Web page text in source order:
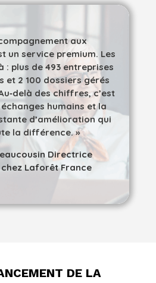
aux
un service premium. Les
: plus de 493 entreprises
et 2 100 dossiers gérés
des chiffres, c’est
humains et la
d’amélioration qui
la différence. »
Directrice
Laforêt France
DE LA